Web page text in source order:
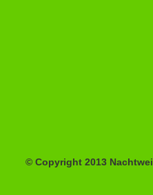
© Copyright 2013 Nachtwei